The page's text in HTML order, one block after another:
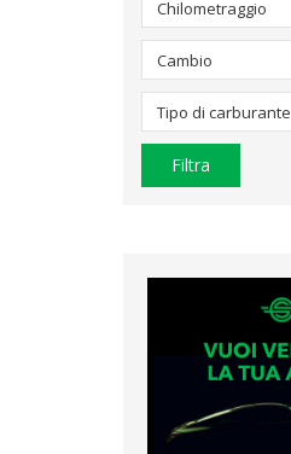
Chilometraggio
Cambio
Tipo di carburante
Filtra